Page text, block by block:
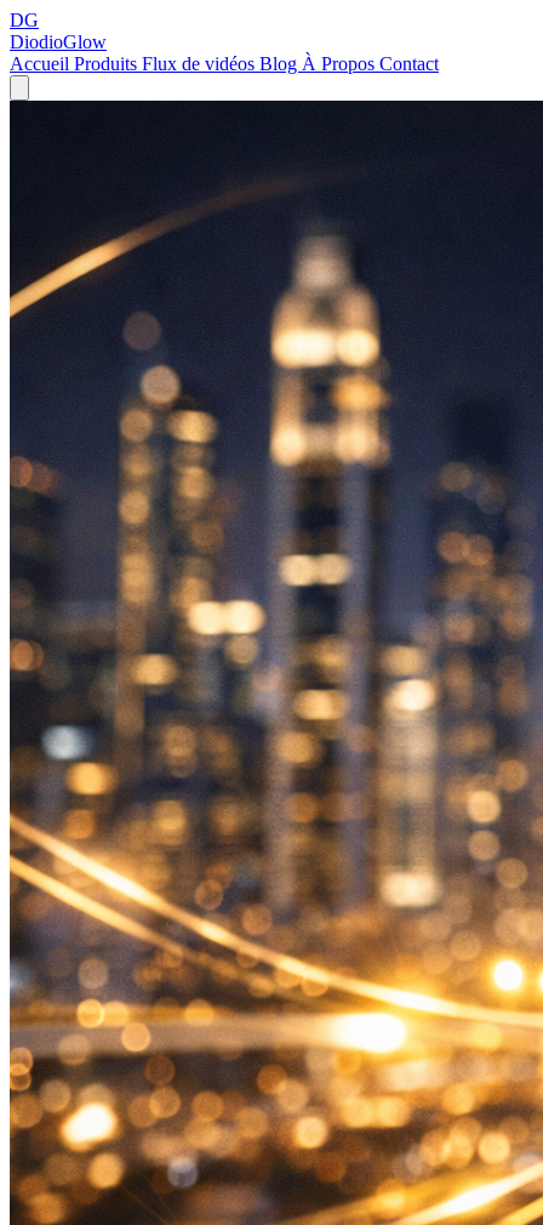
DG
DiodioGlow
Accueil Produits Flux de vidéos Blog À Propos Contact